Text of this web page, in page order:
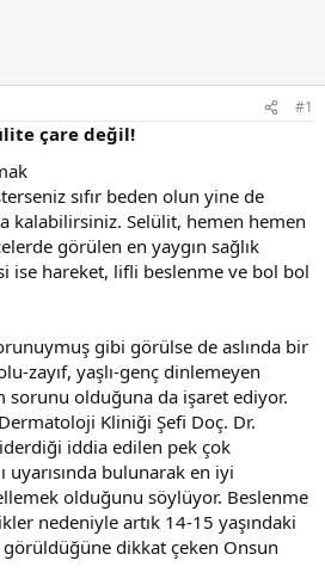
#1
çare değil!
sıfır beden olun yine de
kalabilirsiniz. Selülit, hemen hemen
görülen en yaygın sağlık
ise hareket, lifli beslenme ve bol bol
gibi görülse de aslında bir
zayıf, yaşlı-genç dinlemeyen
sorunu olduğuna da işaret ediyor.
Kliniği Şefi Doç. Dr.
iddia edilen pek çok
uyarısında bulunarak en iyi
olduğunu söylüyor. Beslenme
nedeniyle artık 14-15 yaşındaki
dikkat çeken Onsun